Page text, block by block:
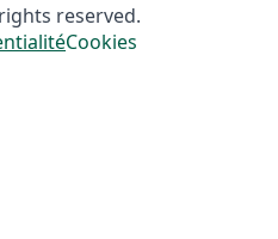
reserved.
Cookies